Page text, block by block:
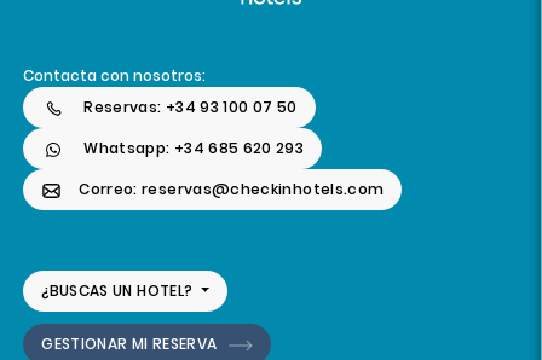
Contacta con nosotros:
Reservas: +34 93 100 07 50
Whatsapp: +34 685 620 293
Correo: reservas@checkinhotels.com
¿BUSCAS UN HOTEL?
GESTIONAR MI RESERVA